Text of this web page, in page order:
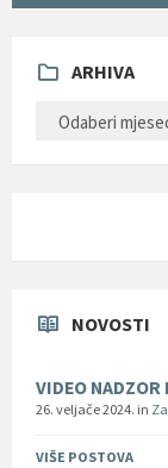
ARHIVA
NOVOSTI
VIDEO NADZOR
26. veljače 2024. in
VIŠE POSTOVA